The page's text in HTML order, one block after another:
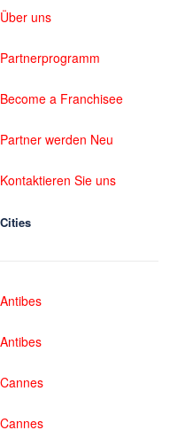
Über uns
Partnerprogramm
Become a Franchisee
Partner werden Neu
Kontaktieren Sie uns
Cities
Antibes
Antibes
Cannes
Cannes